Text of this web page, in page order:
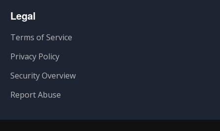
Legal
Terms of Service
Privacy Policy
Security Overview
Report Abuse